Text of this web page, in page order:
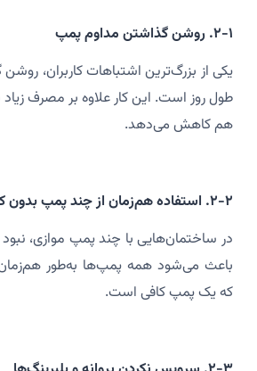
۲-۱. روشن گذاشتن مداوم پمپ
یکی از بزرگ‌ترین اشتباهات کاربران،
طول روز است. این کار علاوه بر مصرف زیاد
هم کاهش می‌دهد.
۲-۲. استفاده هم‌زمان از چند پمپ بدون کنترل
در ساختمان‌هایی با چند پمپ موازی،
باعث می‌شود همه پمپ‌ها به‌طور هم‌زمان
که یک پمپ کافی است.